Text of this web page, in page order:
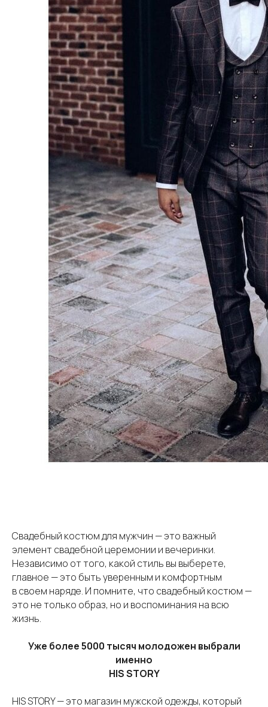
Свадебный костюм для мужчин — это важный
элемент свадебной церемонии и вечеринки.
Независимо от того, какой стиль вы выберете,
главное — это быть уверенным и комфортным
в своем наряде. И помните, что свадебный костюм —
это не только образ, но и воспоминания на всю
жизнь.
Уже более 5000 тысяч молодожен выбрали
именно
HIS STORY
HIS STORY — это магазин мужской одежды, который